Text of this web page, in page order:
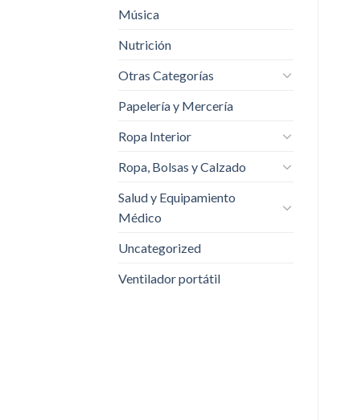
Música
Nutrición
Otras Categorías
Papelería y Mercería
Ropa Interior
Ropa, Bolsas y Calzado
Salud y Equipamiento
Médico
Uncategorized
Ventilador portátil
Añadir